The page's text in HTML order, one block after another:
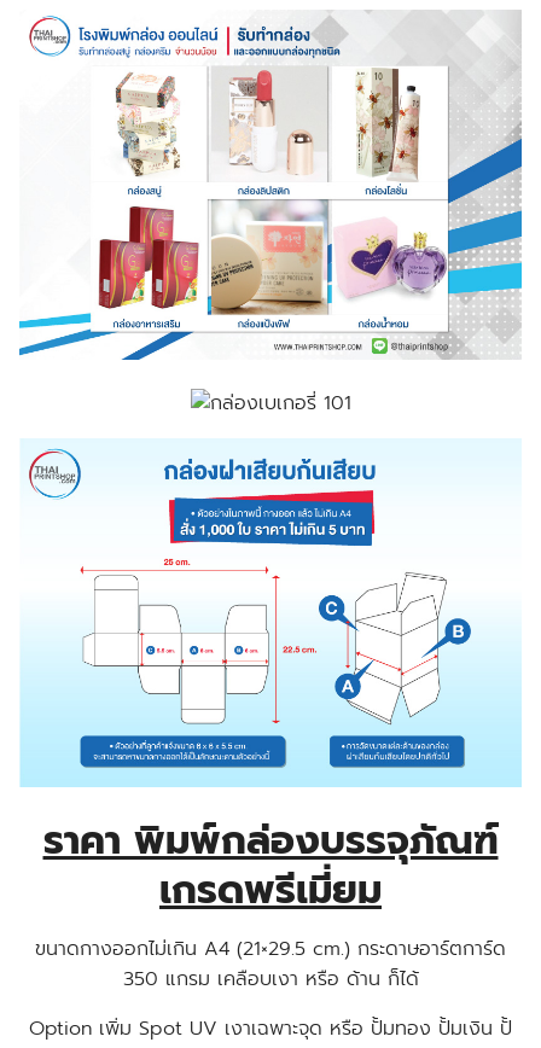
ราคา พิมพ์กล่องบรรจุภัณฑ์
เกรดพรีเมี่ยม
ขนาดกางออกไม่เกิน A4 (21×29.5 cm.) กระดาษอาร์ตการ์ด
350 แกรม เคลือบเงา หรือ ด้าน ก็ได้
Option เพิ่ม Spot UV เงาเฉพาะจุด หรือ ปั้มทอง ปั้มเงิน ปั้